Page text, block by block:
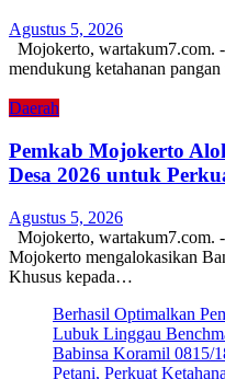
Agustus 5, 2026
Mojokerto,
mendukung ketahanan
Daerah
Pemkab Mojokerto
Desa 2026 untuk
Agustus 5, 2026
Mojokerto, wartakum7.com.
Mojokerto mengalokasikan
Khusus kepada…
Berhasil Optimalkan
Lubuk Linggau
Babinsa Koramil 0815/
Petani, Perkuat